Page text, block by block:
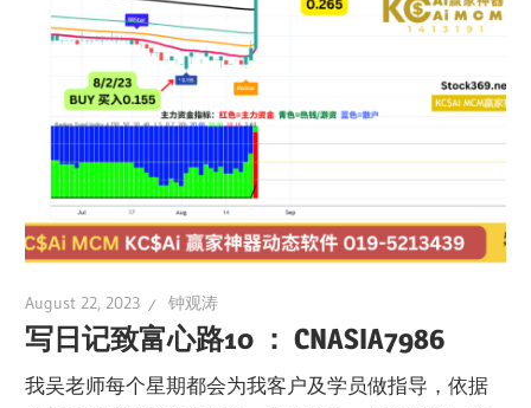
August 22, 2023 钟观涛
写日记致富心路10 ： CNASIA7986
我吴老师每个星期都会为我客户及学员做指导，依据